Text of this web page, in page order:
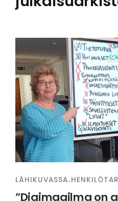
LÄHIKUVASSA-
”Digimaailma on